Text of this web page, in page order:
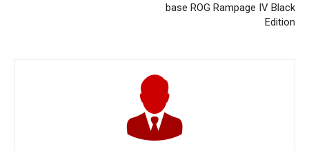
base ROG Rampage IV Black
Edition